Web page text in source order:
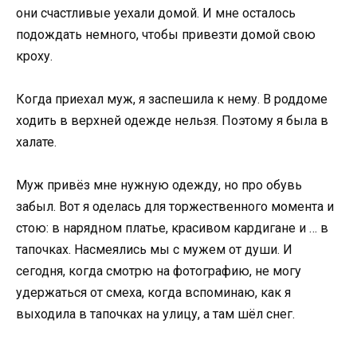
они счастливые уехали домой. И мне осталось
подождать немного, чтобы привезти домой свою
кроху.
Когда приехал муж, я заспешила к нему. В роддоме
ходить в верхней одежде нельзя. Поэтому я была в
халате.
Муж привёз мне нужную одежду, но про обувь
забыл. Вот я оделась для торжественного момента и
стою: в нарядном платье, красивом кардигане и … в
тапочках. Насмеялись мы с мужем от души. И
сегодня, когда смотрю на фотографию, не могу
удержаться от смеха, когда вспоминаю, как я
выходила в тапочках на улицу, а там шёл снег.